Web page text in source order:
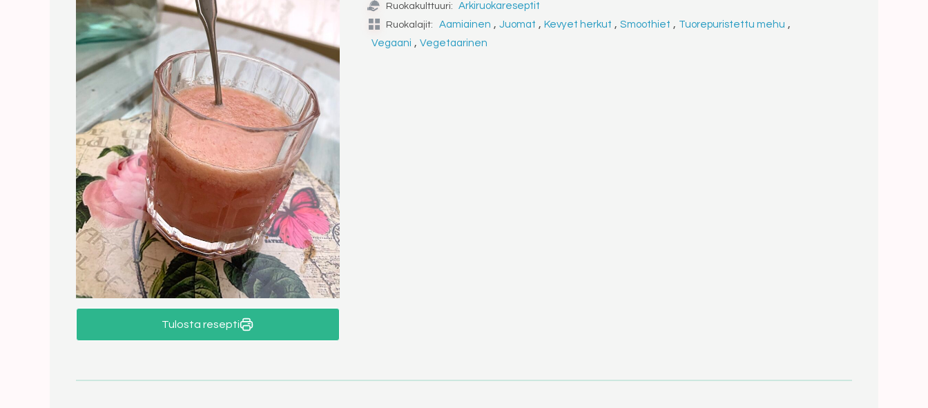
Tulosta resepti
Ruokakulttuuri: Arkiruokareseptit
Ruokalajit:
Aamiainen , Juomat , Kevyet herkut , Smoothiet , Tuorepuristettu mehu ,
Vegaani , Vegetaarinen